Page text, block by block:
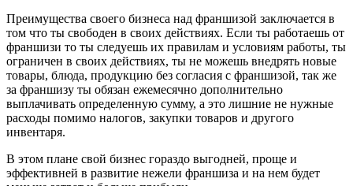
Преимущества своего бизнеса над франшизой заключается в
том что ты свободен в своих действиях. Если ты работаешь от
франшизи то ты следуешь их правилам и условиям работы, ты
ограничен в своих действиях, ты не можешь внедрять новые
товары, блюда, продукцию без согласия с франшизой, так же
за франшизу ты обязан ежемесячно дополнительно
выплачивать определенную сумму, а это лишние не нужные
расходы помимо налогов, закупки товаров и другого
инвентаря.
В этом плане свой бизнес гораздо выгодней, проще и
эффективней в развитие нежели франшиза и на нем будет